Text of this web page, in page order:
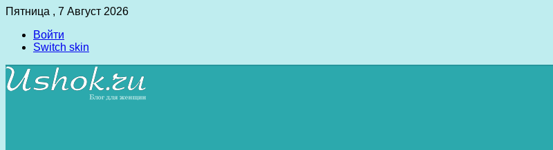
Пятница , 7 Август 2026
Войти
Switch skin